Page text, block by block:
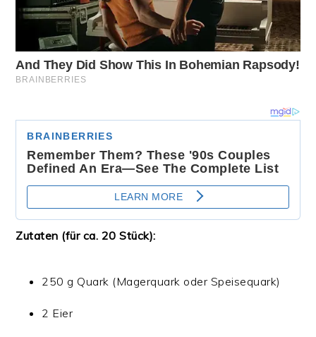
Zutaten (für ca. 20 Stück):
250 g Quark (Magerquark oder Speisequark)
2 Eier